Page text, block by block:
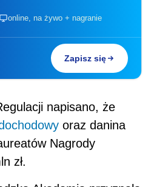
online, na żywo + nagranie
Zapisz się
napisano, że
oraz danina
Nagrody
zł.